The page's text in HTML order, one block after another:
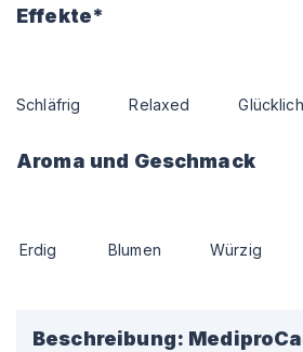
Effekte*
Schläfrig Relaxed Glücklich
Aroma und Geschmack
Erdig Blumen Würzig
Beschreibung: